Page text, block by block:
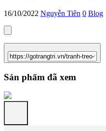
16/10/2022 Nguyễn Tiên 0 Blog
Sản phẩm đã xem